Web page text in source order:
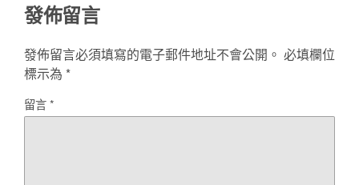
發佈留言
發佈留言必須填寫的電子郵件地址不會公開。 必填欄位
標示為 *
留言*